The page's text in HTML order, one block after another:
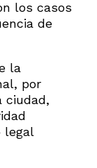
los casos
de
la
por
ciudad,
legal